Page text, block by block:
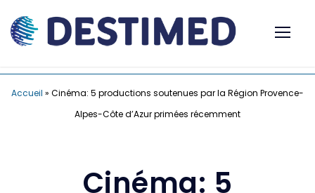
Accueil » Cinéma: 5 productions soutenues par la Région Provence-
Alpes-Côte d’Azur primées récemment
Cinéma: 5